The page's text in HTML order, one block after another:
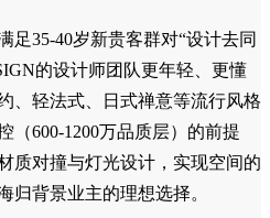
的环保标准。其“质量管理体系/
文，而是通过严格的入库检验
工地的辅材都绿色、安全，
期居住健康。
个性化住宅设计力量）